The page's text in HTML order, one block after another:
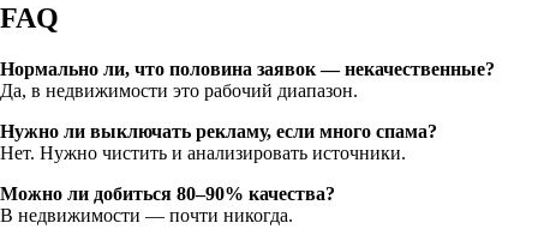
FAQ
Нормально ли, что половина заявок — некачественные?
Да, в недвижимости это рабочий диапазон.
Нужно ли выключать рекламу, если много спама?
Нет. Нужно чистить и анализировать источники.
Можно ли добиться 80–90% качества?
В недвижимости — почти никогда.